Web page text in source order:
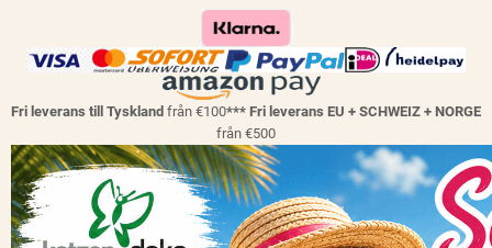
Fri leverans till Tyskland från €100*** Fri leverans EU + SCHWEIZ + NORGE
från €500